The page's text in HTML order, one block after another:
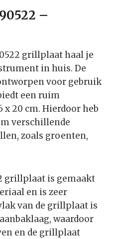
–
grillplaat haal je
in huis. De
voor gebruik
een ruim
20 cm. Hierdoor heb
verschillende
zoals groenten,
grillplaat is gemaakt
en is zeer
van de grillplaat is
waardoor
en de grillplaat